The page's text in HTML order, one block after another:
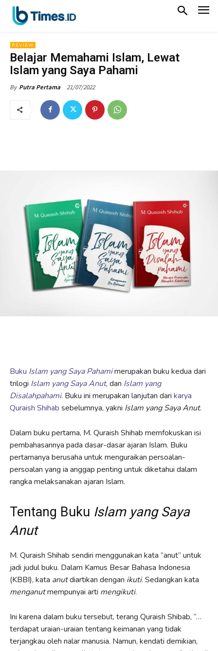
REVIEW
Belajar Memahami Islam, Lewat
Islam yang Saya Pahami
By Putra Pertama 21/07/2022
Buku Islam yang Saya Pahamimerupakan buku kedua dari
trilogi Islam yang Saya Anut, dan Islam yang
Disalahpahami. Buku ini merupakan lanjutan dari karya
Quraish Shihab sebelumnya, yakni Islam yang Saya Anut.
Dalam buku pertama, M. Quraish Shihab memfokuskan isi
pembahasannya pada dasar-dasar ajaran Islam. Buku
pertamanya berusaha untuk menguraikan persoalan-
persoalan yang ia anggap penting untuk diketahui dalam
rangka melaksanakan ajaran Islam.
Tentang Buku Islam yang Saya
Anut
M. Quraish Shihab sendiri menggunakan kata “anut” untuk
jadi judul buku. Dalam Kamus Besar Bahasa Indonesia
(KBBI), kata anutdiartikan dengan ikuti. Sedangkan kata
menganutmempunyai arti mengikuti.
Ini karena dalam buku tersebut, terang Quraish Shibab, “…
terdapat uraian-uraian tentang keimanan yang tidak
terjangkau oleh nalar manusia. Namun, kendati demikian,